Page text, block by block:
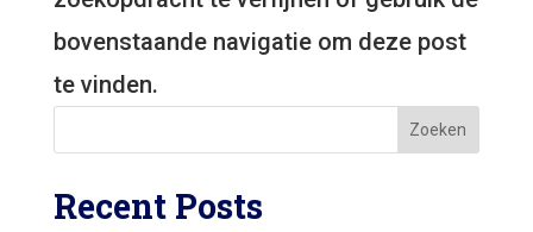
bovenstaande navigatie om deze post
te vinden.
Zoeken
Recent Posts